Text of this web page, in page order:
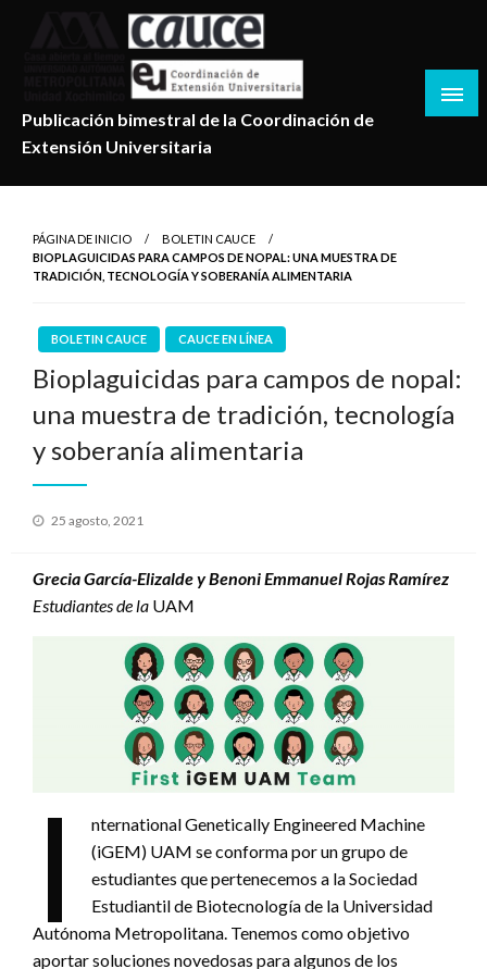
Publicación bimestral de la Coordinación de
Extensión Universitaria
PÁGINA DE INICIO
BOLETIN CAUCE
BIOPLAGUICIDAS PARA CAMPOS DE NOPAL: UNA MUESTRA DE
TRADICIÓN, TECNOLOGÍA Y SOBERANÍA ALIMENTARIA
BOLETIN CAUCE CAUCE EN LÍNEA
Bioplaguicidas para campos de nopal:
una muestra de tradición, tecnología
y soberanía alimentaria
Publicado
25 agosto, 2021
Grecia García-Elizalde y Benoni Emmanuel Rojas Ramírez
Estudiantes de la UAM
I
nternational Genetically Engineered Machine
(iGEM) UAM se conforma por un grupo de
estudiantes que pertenecemos a la Sociedad
Estudiantil de Biotecnología de la Universidad
Autónoma Metropolitana. Tenemos como objetivo
aportar soluciones novedosas para algunos de los